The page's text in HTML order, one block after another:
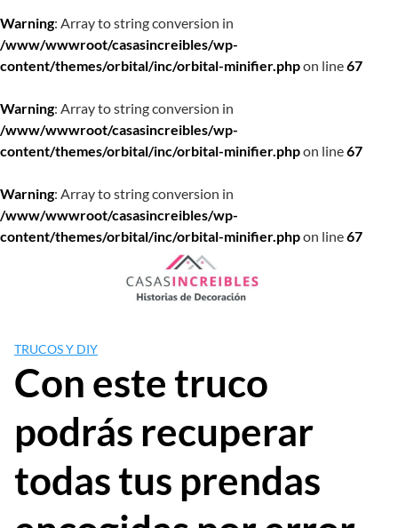
Warning: Array to string conversion in
/www/wwwroot/casasincreibles/wp-
content/themes/orbital/inc/orbital-minifier.phpon line67
Warning: Array to string conversion in
/www/wwwroot/casasincreibles/wp-
content/themes/orbital/inc/orbital-minifier.phpon line67
Warning: Array to string conversion in
/www/wwwroot/casasincreibles/wp-
content/themes/orbital/inc/orbital-minifier.phpon line67
TRUCOS Y DIY
Con este truco
podrás recuperar
todas tus prendas